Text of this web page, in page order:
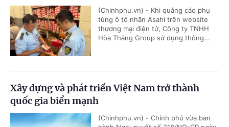
(Chinhphu.vn) - Khi quảng cáo phụ
tùng ô tô nhãn Asahi trên website
thương mại điện tử, Công ty TNHH
Hòa Thắng Group sử dụng thông...
Xây dựng và phát triển Việt Nam trở thành
quốc gia biển mạnh
(Chinhphu.vn) - Chính phủ vừa ban